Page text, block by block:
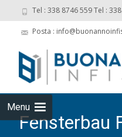
Tel : 338 8746 559 Tel :
Posta :
Menu
Fensterbau